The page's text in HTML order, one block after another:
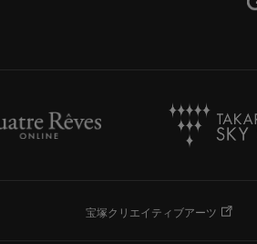
宝塚クリエイティブアーツ